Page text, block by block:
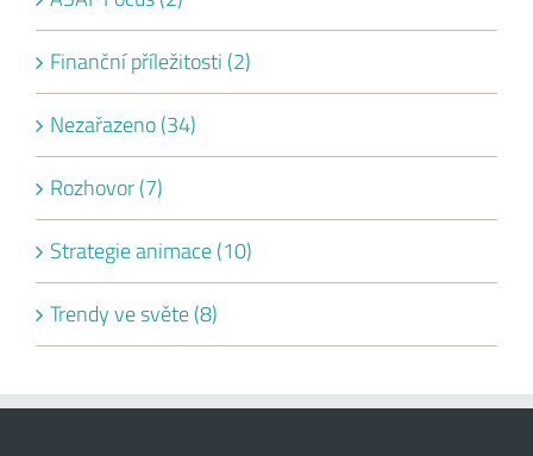
Finanční příležitosti (2)
Nezařazeno (34)
Rozhovor (7)
Strategie animace (10)
Trendy ve světe (8)